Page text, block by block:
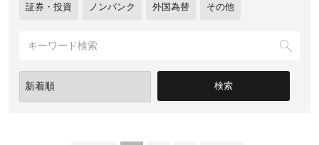
証券・投資 ノンバンク 外国為替 その他